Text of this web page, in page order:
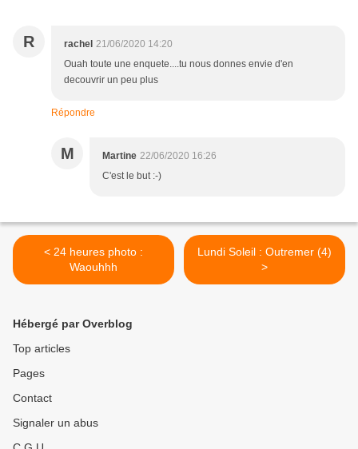
R rachel 21/06/2020 14:20
Ouah toute une enquete....tu nous donnes envie d'en
decouvrir un peu plus
Répondre
M Martine 22/06/2020 16:26
C'est le but :-)
< 24 heures photo :
Waouhhh
Lundi Soleil : Outremer (4)
>
Hébergé par Overblog
Top articles
Pages
Contact
Signaler un abus